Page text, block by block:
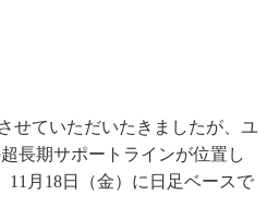
せていただいたきましたが、ユ
長期サポートラインが位置し
11月18日（金）に日足ベースで